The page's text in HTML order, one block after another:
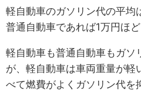
軽自動車のガソリン代の平均
普通自動車であれば1万円ほど
軽自動車も普通自動車もガソ
が、軽自動車は車両重量が軽
べて燃費がよくガソリン代を